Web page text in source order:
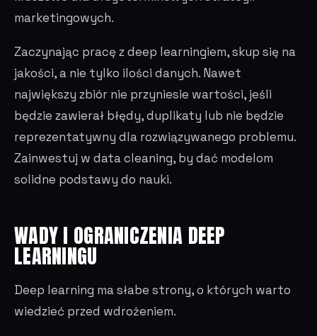
marketingowych.
Zaczynając pracę z deep learningiem, skup się na
jakości, a nie tylko ilości danych. Nawet
największy zbiór nie przyniesie wartości, jeśli
będzie zawierał błędy, duplikaty lub nie będzie
reprezentatywny dla rozwiązywanego problemu.
Zainwestuj w data cleaning, by dać modelom
solidne podstawy do nauki.
WADY I OGRANICZENIA DEEP
LEARNINGU
Deep learning ma słabe strony, o których warto
wiedzieć przed wdrożeniem.